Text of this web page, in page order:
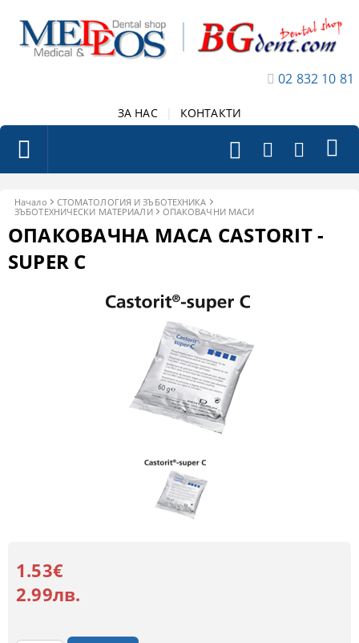
02 832 10 81
ЗА НАС КОНТАКТИ
Начало
СТОМАТОЛОГИЯ И ЗЪБОТЕХНИКА
ЗЪБОТЕХНИЧЕСКИ МАТЕРИАЛИ
ОПАКОВАЧНИ МАСИ
ОПАКОВАЧНА МАСА CASTORIT -
SUPER C
1.53€
2.99лв.